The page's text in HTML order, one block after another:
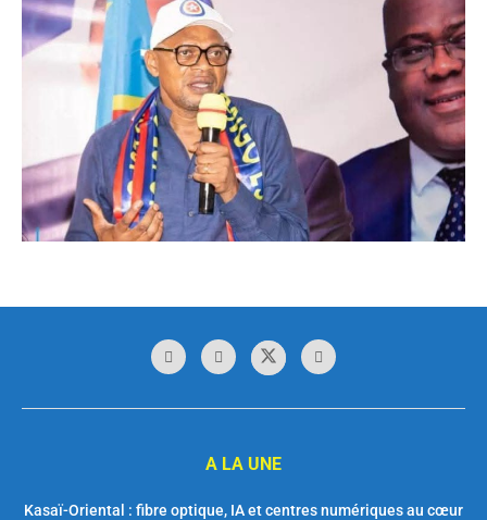
A LA UNE
Kasaï-Oriental : fibre optique, IA et centres numériques au cœur